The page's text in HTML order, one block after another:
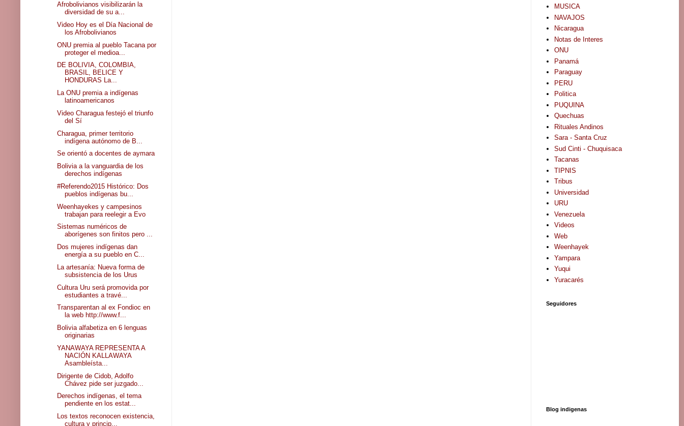
Afrobolivianos visibilizarán la
diversidad de su a...
Video Hoy es el Día Nacional de
los Afrobolivianos
ONU premia al pueblo Tacana por
proteger el medioa...
DE BOLIVIA, COLOMBIA,
BRASIL, BELICE Y
HONDURAS La...
La ONU premia a indígenas
latinoamericanos
Video Charagua festejó el triunfo
del Sí
Charagua, primer territorio
indígena autónomo de B...
Se orientó a docentes de aymara
Bolivia a la vanguardia de los
derechos indígenas
#Referendo2015 Histórico: Dos
pueblos indígenas bu...
Weenhayekes y campesinos
trabajan para reelegir a Evo
Sistemas numéricos de
aborígenes son finitos pero ...
Dos mujeres indígenas dan
energía a su pueblo en C...
La artesanía: Nueva forma de
subsistencia de los Urus
Cultura Uru será promovida por
estudiantes a travé...
Transparentan al ex Fondioc en
la web http://www.f...
Bolivia alfabetiza en 6 lenguas
originarias
YANAWAYA REPRESENTA A
NACIÓN KALLAWAYA
Asambleísta...
Dirigente de Cidob, Adolfo
Chávez pide ser juzgado...
Derechos indígenas, el tema
pendiente en los estat...
Los textos reconocen existencia,
cultura y princip...
MUSICA
NAVAJOS
Nicaragua
Notas de Interes
ONU
Panamá
Paraguay
PERU
Politica
PUQUINA
Quechuas
Rituales Andinos
Sara - Santa Cruz
Sud Cinti - Chuquisaca
Tacanas
TIPNIS
Tribus
Universidad
URU
Venezuela
Videos
Web
Weenhayek
Yampara
Yuqui
Yuracarés
Seguidores
Blog indigenas